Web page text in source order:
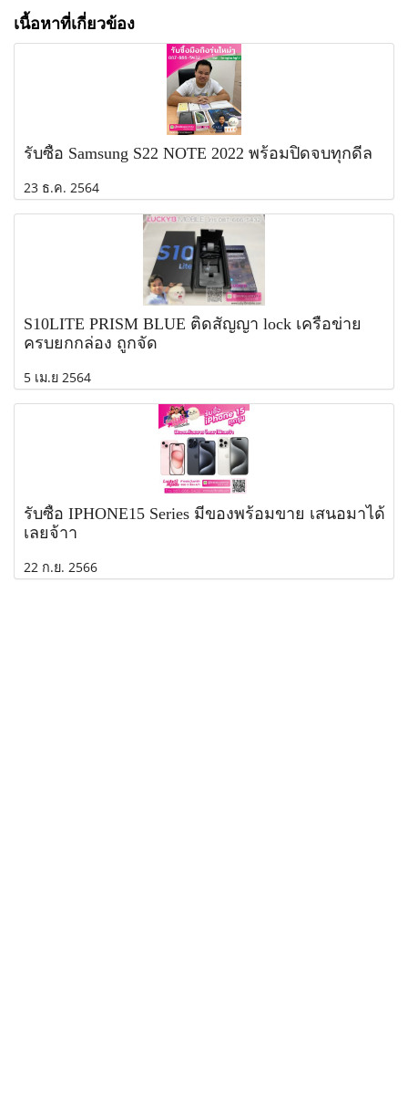
เนื้อหาที่เกี่ยวข้อง
รับซื้อ Samsung S22 NOTE 2022 พร้อมปิดจบทุกดีล
23 ธ.ค. 2564
S10LITE PRISM BLUE ติดสัญญา lock เครือข่าย
ครบยกกล่อง ถูกจัด
5 เม.ย 2564
รับซื้อ IPHONE15 Series มีของพร้อมขาย เสนอมาได้
เลยจ้าา
22 ก.ย. 2566